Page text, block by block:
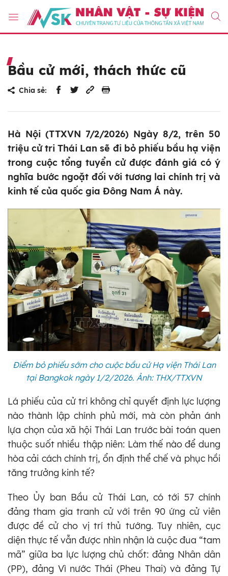
Bầu cử mới, thách thức cũ
Chia sẻ:
Hà Nội (TTXVN 7/2/2026) Ngày 8/2, trên 50
triệu cử tri Thái Lan sẽ đi bỏ phiếu bầu hạ viện
trong cuộc tổng tuyển cử được đánh giá có ý
nghĩa bước ngoặt đối với tương lai chính trị và
kinh tế của quốc gia Đông Nam Á này.
Điểm bỏ phiếu sớm cho cuộc bầu cử Hạ viện Thái Lan
tại Bangkok ngày 1/2/2026. Ảnh: THX/TTXVN
Lá phiếu của cử tri không chỉ quyết định lực lượng
nào thành lập chính phủ mới, mà còn phản ánh
lựa chọn của xã hội Thái Lan trước bài toán quen
thuộc suốt nhiều thập niên: Làm thế nào để dung
hòa cải cách chính trị, ổn định thể chế và phục hồi
tăng trưởng kinh tế?
Theo Ủy ban Bầu cử Thái Lan, có tới 57 chính
đảng tham gia tranh cử với trên 90 ứng cử viên
được đề cử cho vị trí thủ tướng. Tuy nhiên, cục
diện thực tế vẫn được nhìn nhận là cuộc đua “tam
mã” giữa ba lực lượng chủ chốt: đảng Nhân dân
(PP), đảng Vì nước Thái (Pheu Thai) và đảng Tự